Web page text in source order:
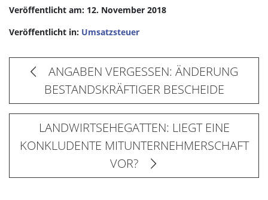
Veröffentlicht am: 12. November 2018
Veröffentlicht in: Umsatzsteuer
ANGABEN VERGESSEN: ÄNDERUNG
BESTANDSKRÄFTIGER BESCHEIDE
LANDWIRTSEHEGATTEN: LIEGT EINE
KONKLUDENTE MITUNTERNEHMERSCHAFT
VOR?